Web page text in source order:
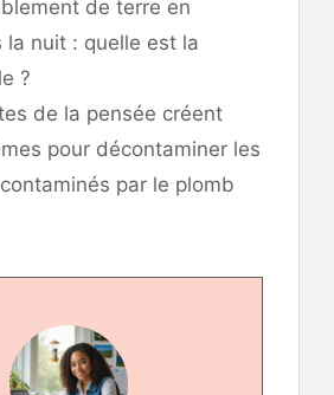
de terre en
la nuit : quelle est la
?
de la pensée créent
pour décontaminer les
par le plomb